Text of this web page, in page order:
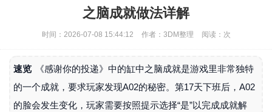
之脑成就做法详解
时间：2026-07-08 15:44:12 作者：3DM整理 阅读： 次
速览
《感谢你的投递》中的缸中之脑成就是游戏里非常独特
的一个成就，要求玩家发现A02的秘密。第17天下班后，A02
的脸会发生变化，玩家需要按照提示选择“是”以完成成就解